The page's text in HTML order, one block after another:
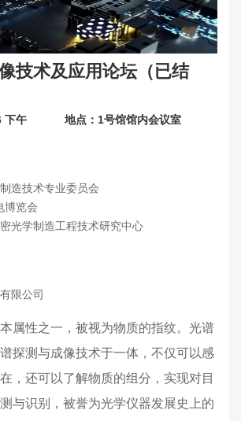
技术及应用论坛（已结
下午
地点：1号馆馆内会议室
造技术专业委员会
博览会
光学制造工程技术研究中心
限公司
属性之一，被视为物质的指纹。光谱
探测与成像技术于一体，不仅可以感
，还可以了解物质的组分，实现对目
与识别，被誉为光学仪器发展史上的